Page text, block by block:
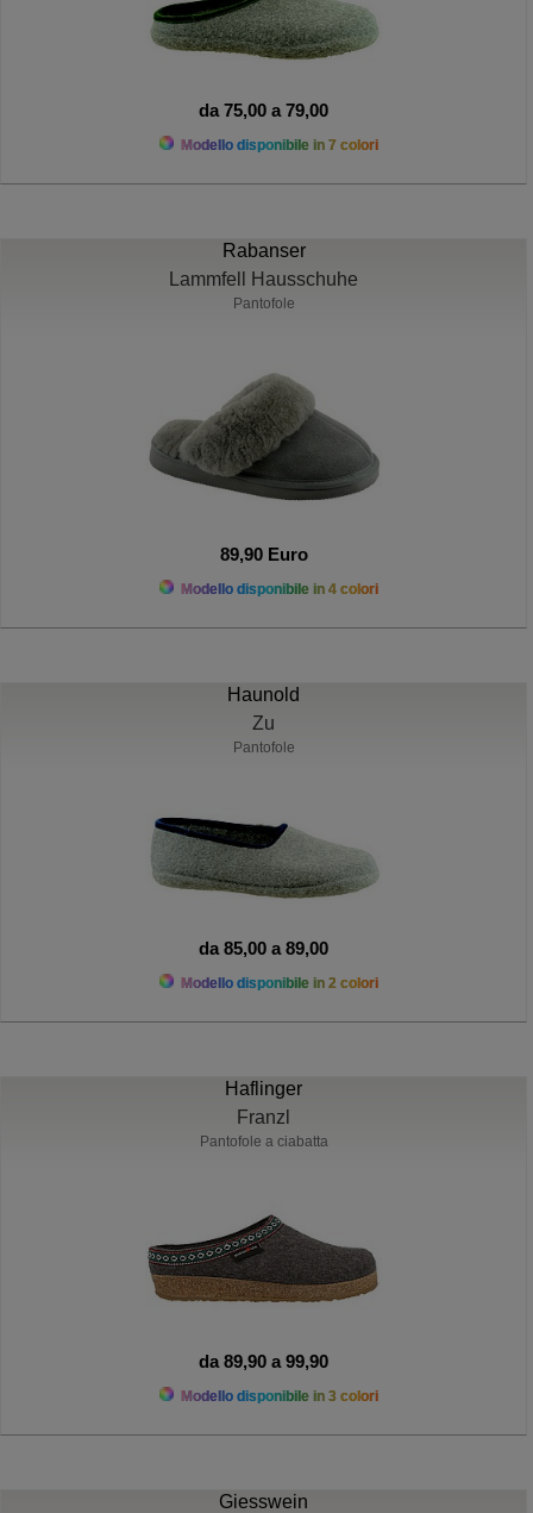
da 75,00 a 79,00
Modello disponibile in 7 colori
Rabanser
Lammfell Hausschuhe
Pantofole
89,90 Euro
Modello disponibile in 4 colori
Haunold
Zu
Pantofole
da 85,00 a 89,00
Modello disponibile in 2 colori
Haflinger
Franzl
Pantofole a ciabatta
da 89,90 a 99,90
Modello disponibile in 3 colori
Giesswein